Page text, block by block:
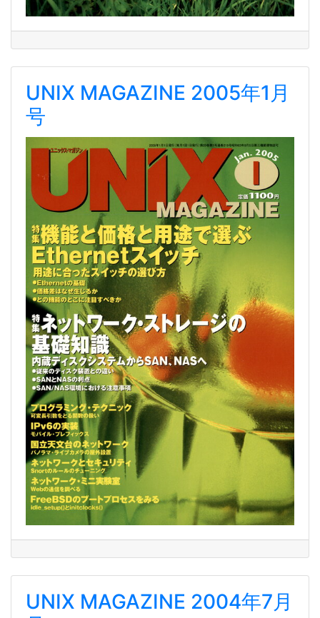
UNIX MAGAZINE 2005年1月
号
UNIX MAGAZINE 2004年7月